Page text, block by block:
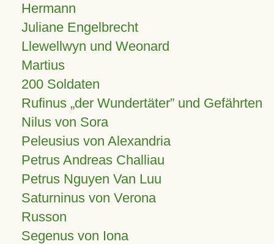
Hermann
Juliane Engelbrecht
Llewellwyn und Weonard
Martius
200 Soldaten
Rufinus „der Wundertäter” und Gefährten
Nilus von Sora
Peleusius von Alexandria
Petrus Andreas Challiau
Petrus Nguyen Van Luu
Saturninus von Verona
Russon
Segenus von Iona